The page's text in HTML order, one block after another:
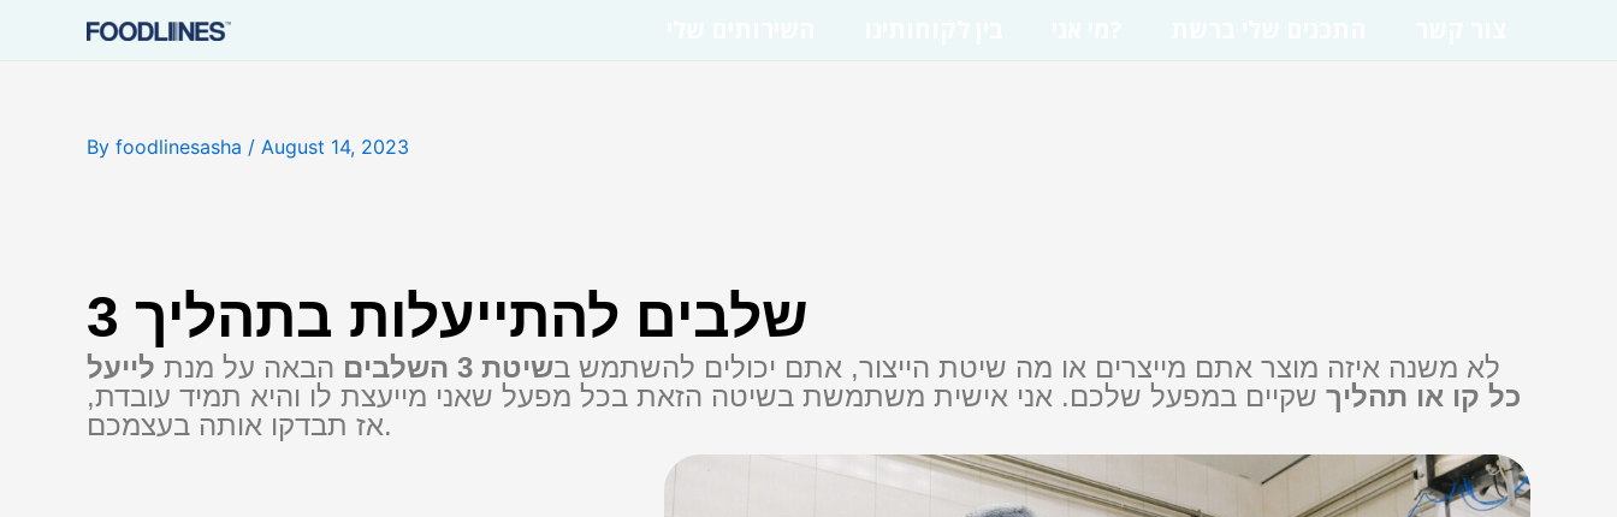
By foodlinesasha / August 14, 2023
3 שלבים להתייעלות בתהליך
לא משנה איזה מוצר אתם מייצרים או מה שיטת הייצור, אתם יכולים להשתמש בשיטת 3 השלבים הבאה על מנת לייעל
כל קו או תהליך שקיים במפעל שלכם. אני אישית משתמשת בשיטה הזאת בכל מפעל שאני מייעצת לו והיא תמיד עובדת,
אז תבדקו אותה בעצמכם.